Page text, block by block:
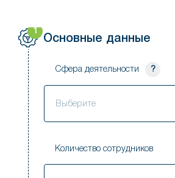
Основные данные
1
Сфера деятельности ?
Выберите
Количество сотрудников